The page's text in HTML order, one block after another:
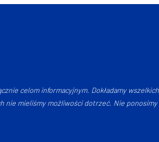
celom informacyjnym. Dokładamy
mieliśmy możliwości dotrzeć. Nie